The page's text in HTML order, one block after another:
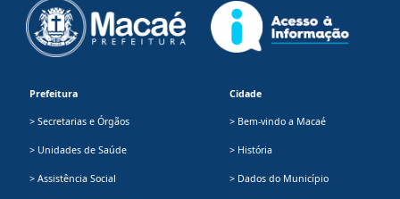
Prefeitura
> Secretarias e Órgãos
> Unidades de Saúde
> Assistência Social
Cidade
> Bem-vindo a Macaé
> História
> Dados do Município